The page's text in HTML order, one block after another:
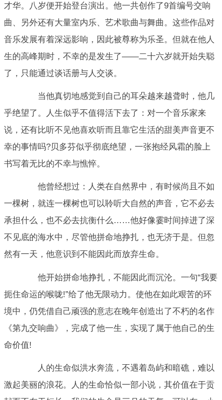
才华。八岁便开始登台演出。他一共创作了9首编号交响
曲、另外还有大量室内乐、艺术歌曲与舞曲。这些作品对
音乐发展有着深远影响，因此被尊称为乐圣。但就在他人
生的高峰期时，不幸的是发生了——二十六岁就开始失聪
了，只能通过谈话册与人交谈。
当他真切地感觉到自己的耳朵越来越聋时，他几
乎绝望了。人生似乎不值得活下去了：对一个音乐家来
说，还有比听不见他喜欢听而且靠它生活的甜美声音更不
幸的事情吗?贝多芬似乎彻底绝望，一张抱经风霜的脸上
书写着无比的不幸与憔悴。
他曾经想过：人类在自然界中，有时候尚且不如
一棵树，就连一棵树也可以聆听大自然的声音，它不必去
承担什么，也不必去抗衡什么……他好像霎时间掉进了深
不见底的海水中，尽管他拼命地挣扎，也无济于是。但忽
然有一天，他意识到不能因此而放弃生命。
他开始拼命地挣扎，不能因此而沉沦。一句“我要
扼住命运的喉咙!”给了他无限动力。使他在如此艰苦的环
境中，仍凭借自己顽强的意志在晚年创造出了不朽的名作
《第九交响曲》，完成了他一生，实现了属于他自己的生
命价值!
人的生命似洪水奔流，不遇着岛屿和暗礁，难以
激起美丽的浪花。人的生命恰似一部小说，其价值在于贡